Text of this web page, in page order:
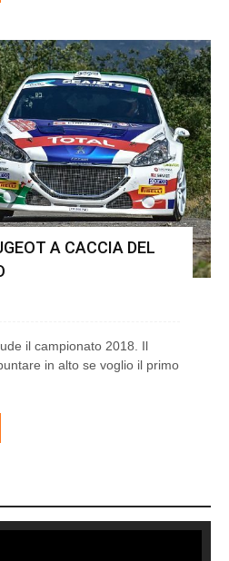
A CACCIA DEL
il campionato 2018. Il
in alto se voglio il primo